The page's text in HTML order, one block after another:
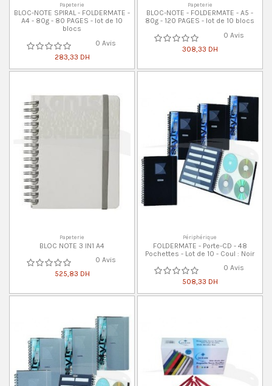
Papeterie
BLOC-NOTE SPIRAL - FOLDERMATE -
A4 - 80g - 80 PAGES - lot de 10
blocs
0 Avis
283,33 DH
Papeterie
BLOC-NOTE - FOLDERMATE - A5 -
80g - 120 PAGES - lot de 10 blocs
0 Avis
308,33 DH
Papeterie
BLOC NOTE 3 IN1 A4
0 Avis
525,83 DH
Périphérique
FOLDERMATE - Porte-CD - 48
Pochettes - Lot de 10 - Coul : Noir
0 Avis
508,33 DH